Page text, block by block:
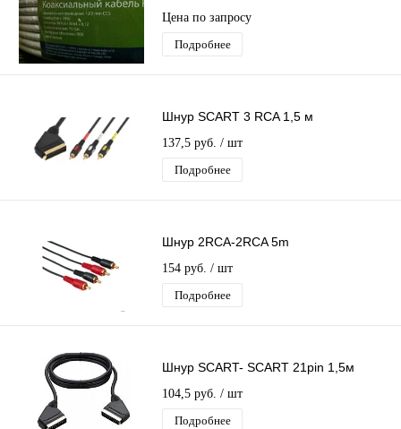
Цена по запросу
Подробнее
Шнур SCART 3 RCA 1,5 м
137,5 руб. / шт
Подробнее
Шнур 2RCA-2RCA 5m
154 руб. / шт
Подробнее
Шнур SCART- SCART 21pin 1,5м
104,5 руб. / шт
Подробнее